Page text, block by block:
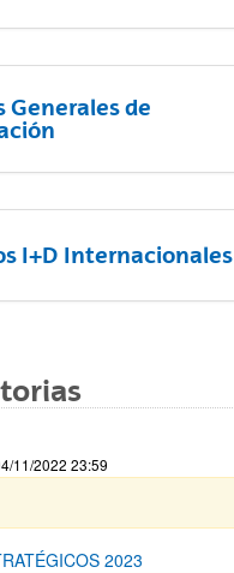
Generales de
I+D Internacionales
11/2022 23:59
2023